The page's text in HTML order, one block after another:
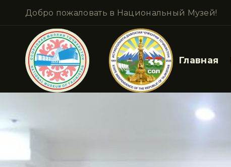
Добро пожаловать в Национальный Музей!
Главная